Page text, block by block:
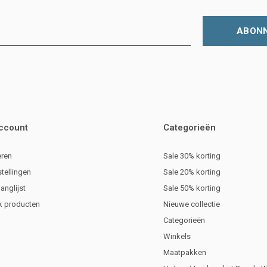
producten
Categorieën
Sale 30% korting
Sale 20% korting
Sale 50% korting
Nieuwe collectie
Categorieën
Winkels
Maatpakken